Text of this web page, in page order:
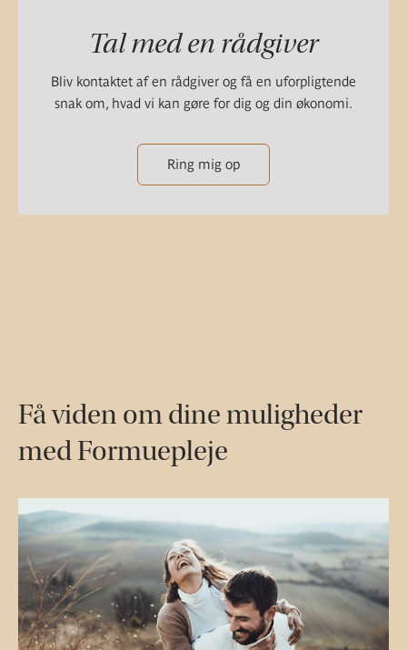
Tal med en rådgiver
Bliv kontaktet af en rådgiver og få en uforpligtende
snak om, hvad vi kan gøre for dig og din økonomi.
Ring mig op
Få viden om dine muligheder
med Formuepleje